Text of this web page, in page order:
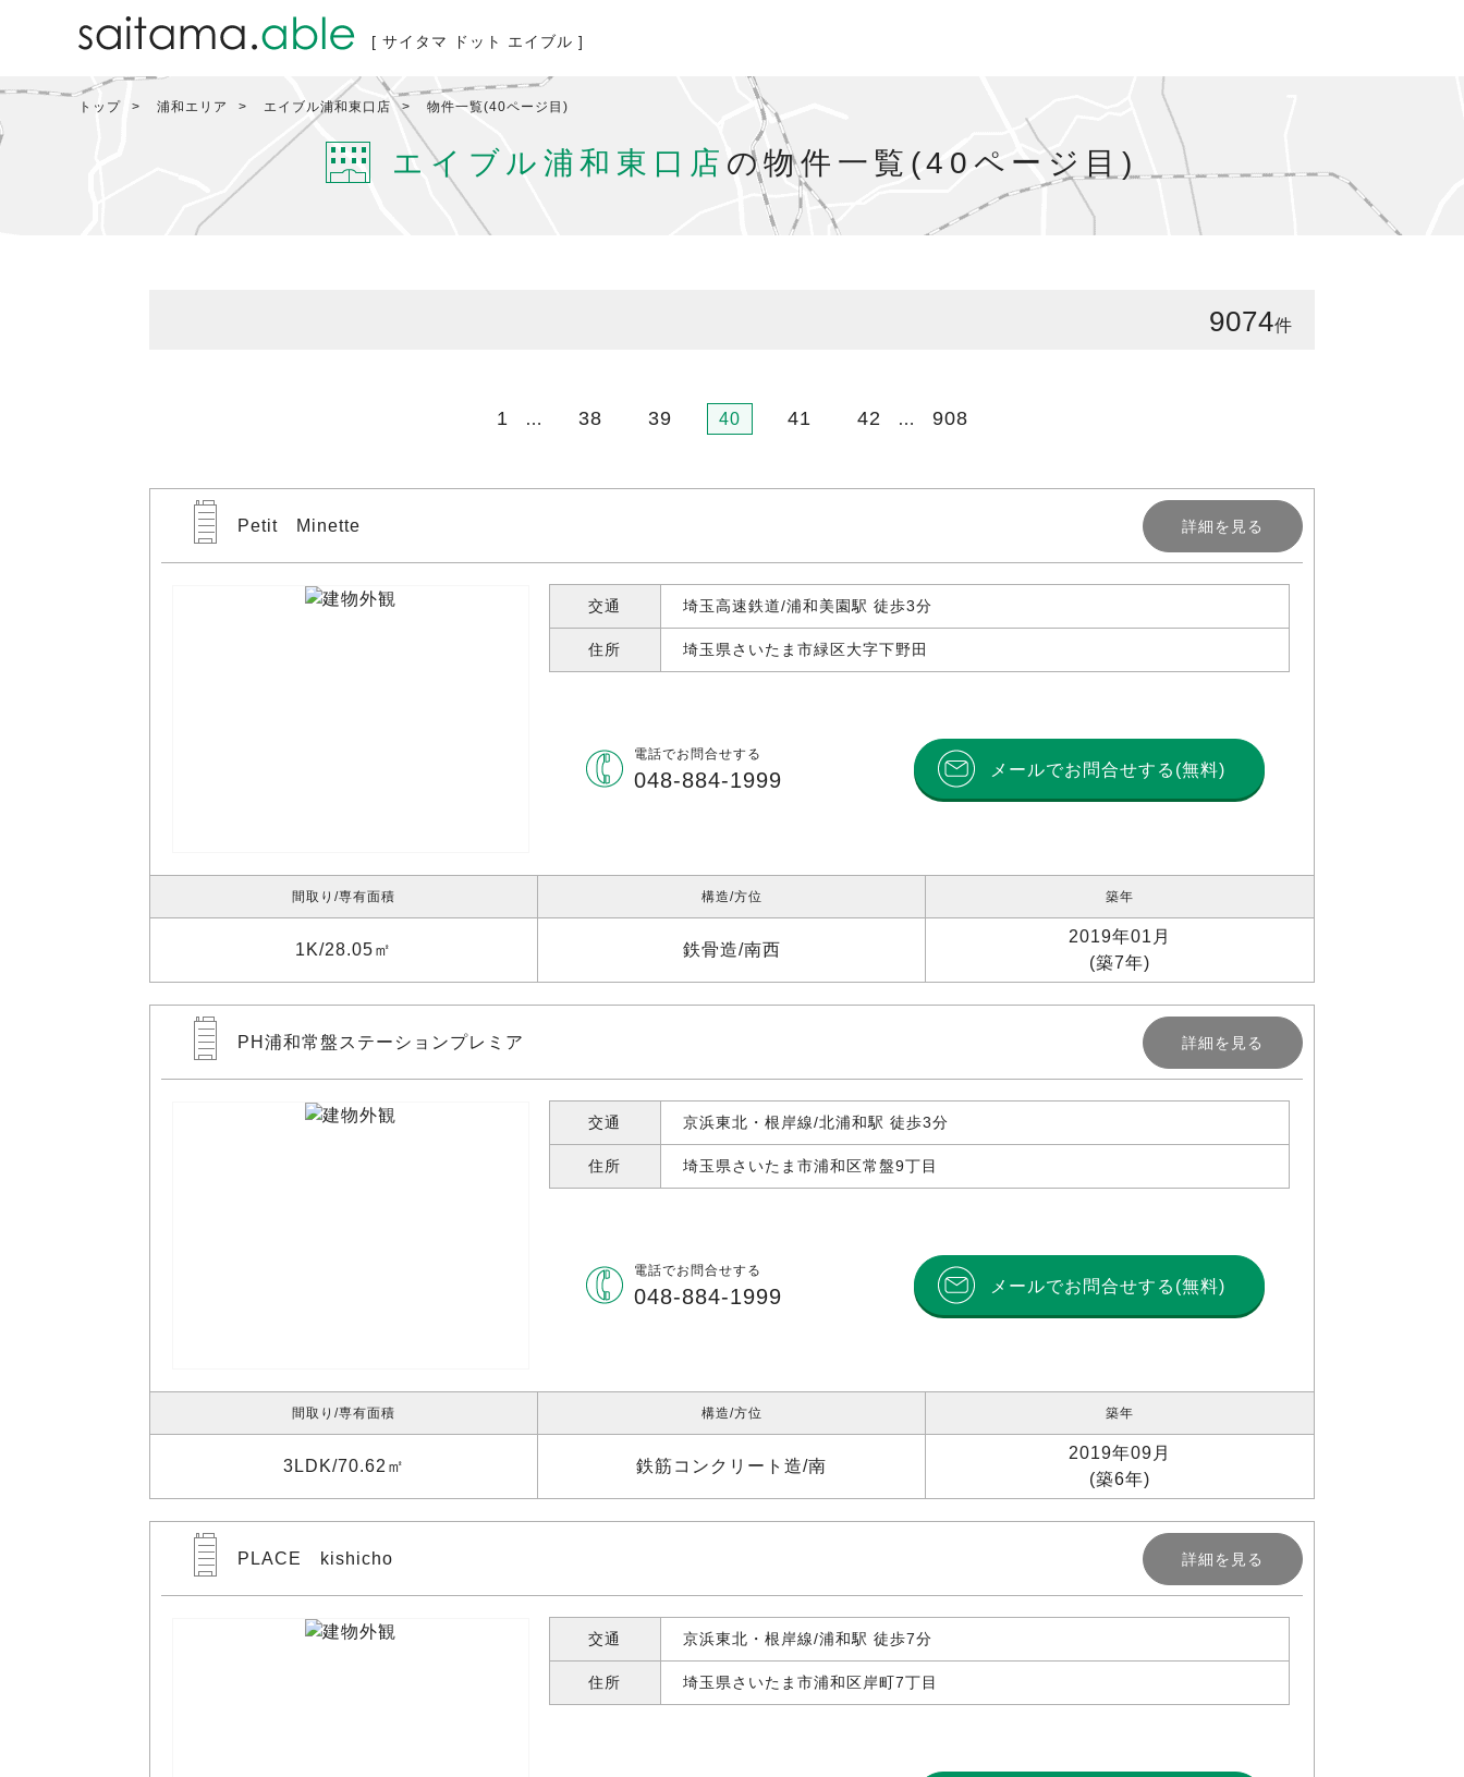
[ サイタマ ドット エイブル ]
トップ 浦和エリア エイブル浦和東口店 物件一覧(40ページ目)
エイブル浦和東口店 の物件一覧(40ページ目)
9074件
1 … 38 39 40 41 42 … 908
Petit Minette 詳細を見る
交通 埼玉高速鉄道/浦和美園駅 徒歩3分
住所 埼玉県さいたま市緑区大字下野田
電話でお問合せする
048-884-1999 メールでお問合せする(無料)
間取り 専有面積
1K 28.05㎡
構造 方位
鉄骨造 南西
築年
2019年01月
(築7年)
PH浦和常盤ステーションプレミア 詳細を見る
交通 京浜東北・根岸線/北浦和駅 徒歩3分
住所 埼玉県さいたま市浦和区常盤9丁目
電話でお問合せする
048-884-1999 メールでお問合せする(無料)
間取り 専有面積
3LDK 70.62㎡
構造 方位
鉄筋コンクリート造 南
築年
2019年09月
(築6年)
PLACE kishicho 詳細を見る
交通 京浜東北・根岸線/浦和駅 徒歩7分
住所 埼玉県さいたま市浦和区岸町7丁目